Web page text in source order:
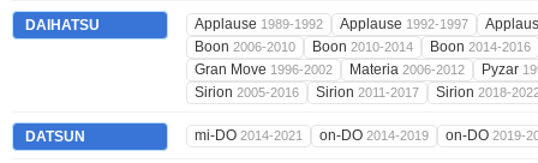
DAIHATSU Applause 1989-1992 Applause 1992-1997
Boon 2006-2010 Boon 2010-2014 Boon 2014-2016
Gran Move 1996-2002 Materia 2006-2012 Pyzar
Sirion 2005-2016 Sirion 2011-2017 Sirion 2018-
DATSUN mi-DO 2014-2021 on-DO 2014-2019 on-DO 2019-